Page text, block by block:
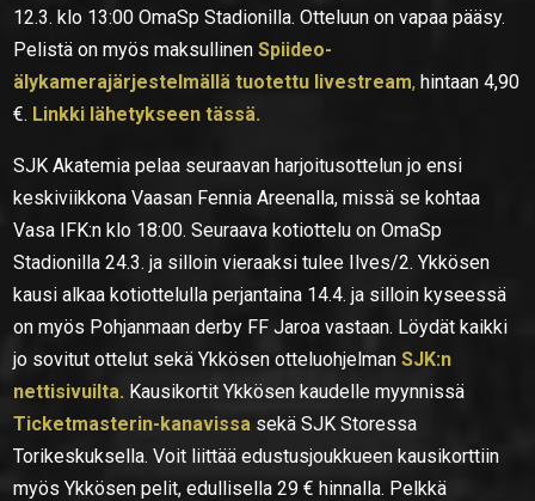
12.3. klo 13:00 OmaSp Stadionilla. Otteluun on vapaa pääsy.
Pelistä on myös maksullinenSpiideo-
älykamerajärjestelmällä tuotettu livestream, hintaan 4,90
€. Linkki lähetykseen tässä.
SJK Akatemia pelaa seuraavan harjoitusottelun jo ensi
keskiviikkona Vaasan Fennia Areenalla, missä se kohtaa
Vasa IFK:n klo 18:00. Seuraava kotiottelu on OmaSp
Stadionilla 24.3. ja silloin vieraaksi tulee Ilves/2. Ykkösen
kausi alkaa kotiottelulla perjantaina 14.4. ja silloin kyseessä
on myös Pohjanmaan derby FF Jaroa vastaan. Löydät kaikki
jo sovitut ottelut sekä Ykkösen otteluohjelmanSJK:n
nettisivuilta. Kausikortit Ykkösen kaudelle myynnissä
Ticketmasterin-kanavissa sekä SJK Storessa
Torikeskuksella. Voit liittää edustusjoukkueen kausikorttiin
myös Ykkösen pelit, edullisella 29 € hinnalla. Pelkkä